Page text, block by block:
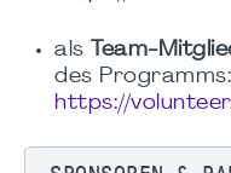
als Team-
des Programms:
https://